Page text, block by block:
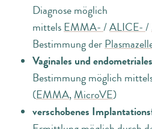
Diagnose möglich
mittelsEMMA-/ALICE-/
Bestimmung der
Vaginales und endometriales
Bestimmung möglich
(EMMA,MicroVE)
verschobenes